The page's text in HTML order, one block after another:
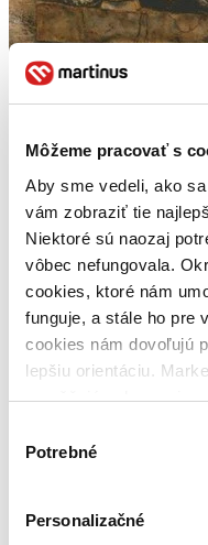
Môžeme pracovať s
Aby sme vedeli, ako
vám zobraziť tie
Niektoré sú naozaj
vôbec nefungovala.
cookies, ktoré nám
funguje, a stále ho pre
cookies nám dovoľujú
lepšiu orientáciu.
umožňujú zobrazenie
keby sme mohli
súhlasu
Potrebné
Personalizačné